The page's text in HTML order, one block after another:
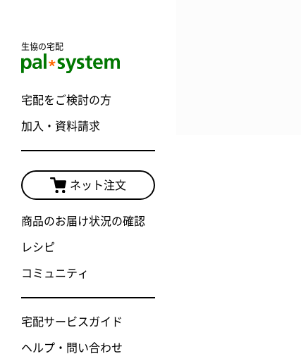
生協の宅配
宅配をご検討の方
加入・資料請求
ネット注文
商品のお届け状況の確認
レシピ
コミュニティ
宅配サービスガイド
ヘルプ・問い合わせ